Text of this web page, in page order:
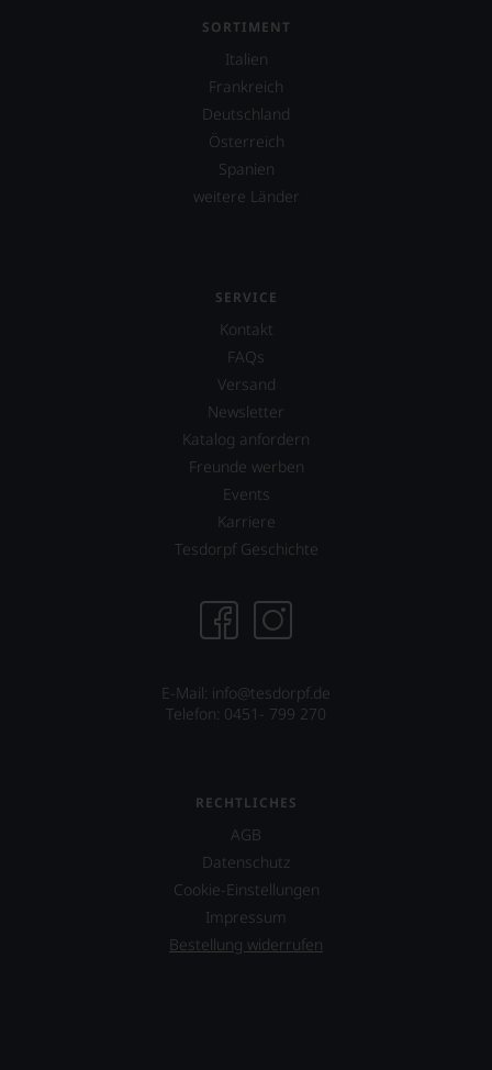
SORTIMENT
Italien
Frankreich
Deutschland
Österreich
Spanien
weitere Länder
SERVICE
Kontakt
FAQs
Versand
Newsletter
Katalog anfordern
Freunde werben
Events
Karriere
Tesdorpf Geschichte
E-Mail: info@tesdorpf.de
Telefon: 0451- 799 270
RECHTLICHES
AGB
Datenschutz
Cookie-Einstellungen
Impressum
Bestellung widerrufen